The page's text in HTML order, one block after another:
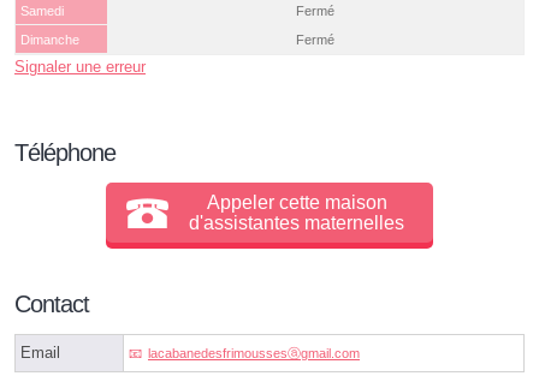
Samedi
Fermé
Dimanche
Fermé
Signaler une erreur
Téléphone
Appeler cette maison
d'assistantes maternelles
Contact
Email lacabanedesfrimoussesⓐgmail.com